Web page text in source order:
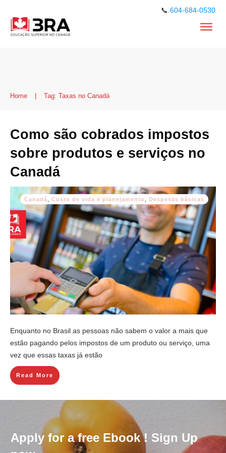
📞 604-684-0530
Home | Tag: Taxas no Canadá
Como são cobrados impostos
sobre produtos e serviços no
Canadá
Canadá Custo de vida e planejamento Despesas básicas
Enquanto no Brasil as pessoas não sabem o valor a mais que
estão pagando pelos impostos de um produto ou serviço, uma
vez que essas taxas já estão
Read More
Apply for a free Ebook ! Sign Up